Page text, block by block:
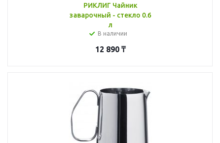
РИКЛИГ Чайник
заварочный - стекло 0.6
л
В наличии
12 890₸